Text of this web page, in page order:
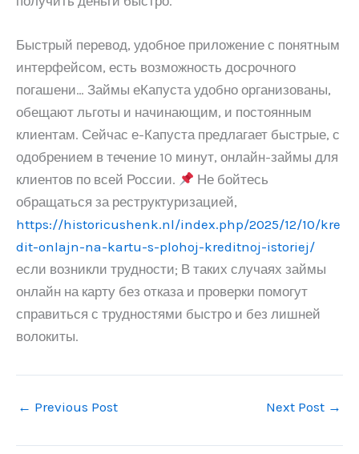
Быстрый перевод, удобное приложение с понятным
интерфейсом, есть возможность досрочного
погашени… Займы еКапуста удобно организованы,
обещают льготы и начинающим, и постоянным
клиентам. Сейчас е-Капуста предлагает быстрые, с
одобрением в течение 10 минут, онлайн-займы для
клиентов по всей России.
Не бойтесь
обращаться за реструктуризацией,
https://historicushenk.nl/index.php/2025/12/10/kre
dit-onlajn-na-kartu-s-plohoj-kreditnoj-istoriej/
если возникли трудности; В таких случаях займы
онлайн на карту без отказа и проверки помогут
справиться с трудностями быстро и без лишней
волокиты.
← Previous Post Next Post →